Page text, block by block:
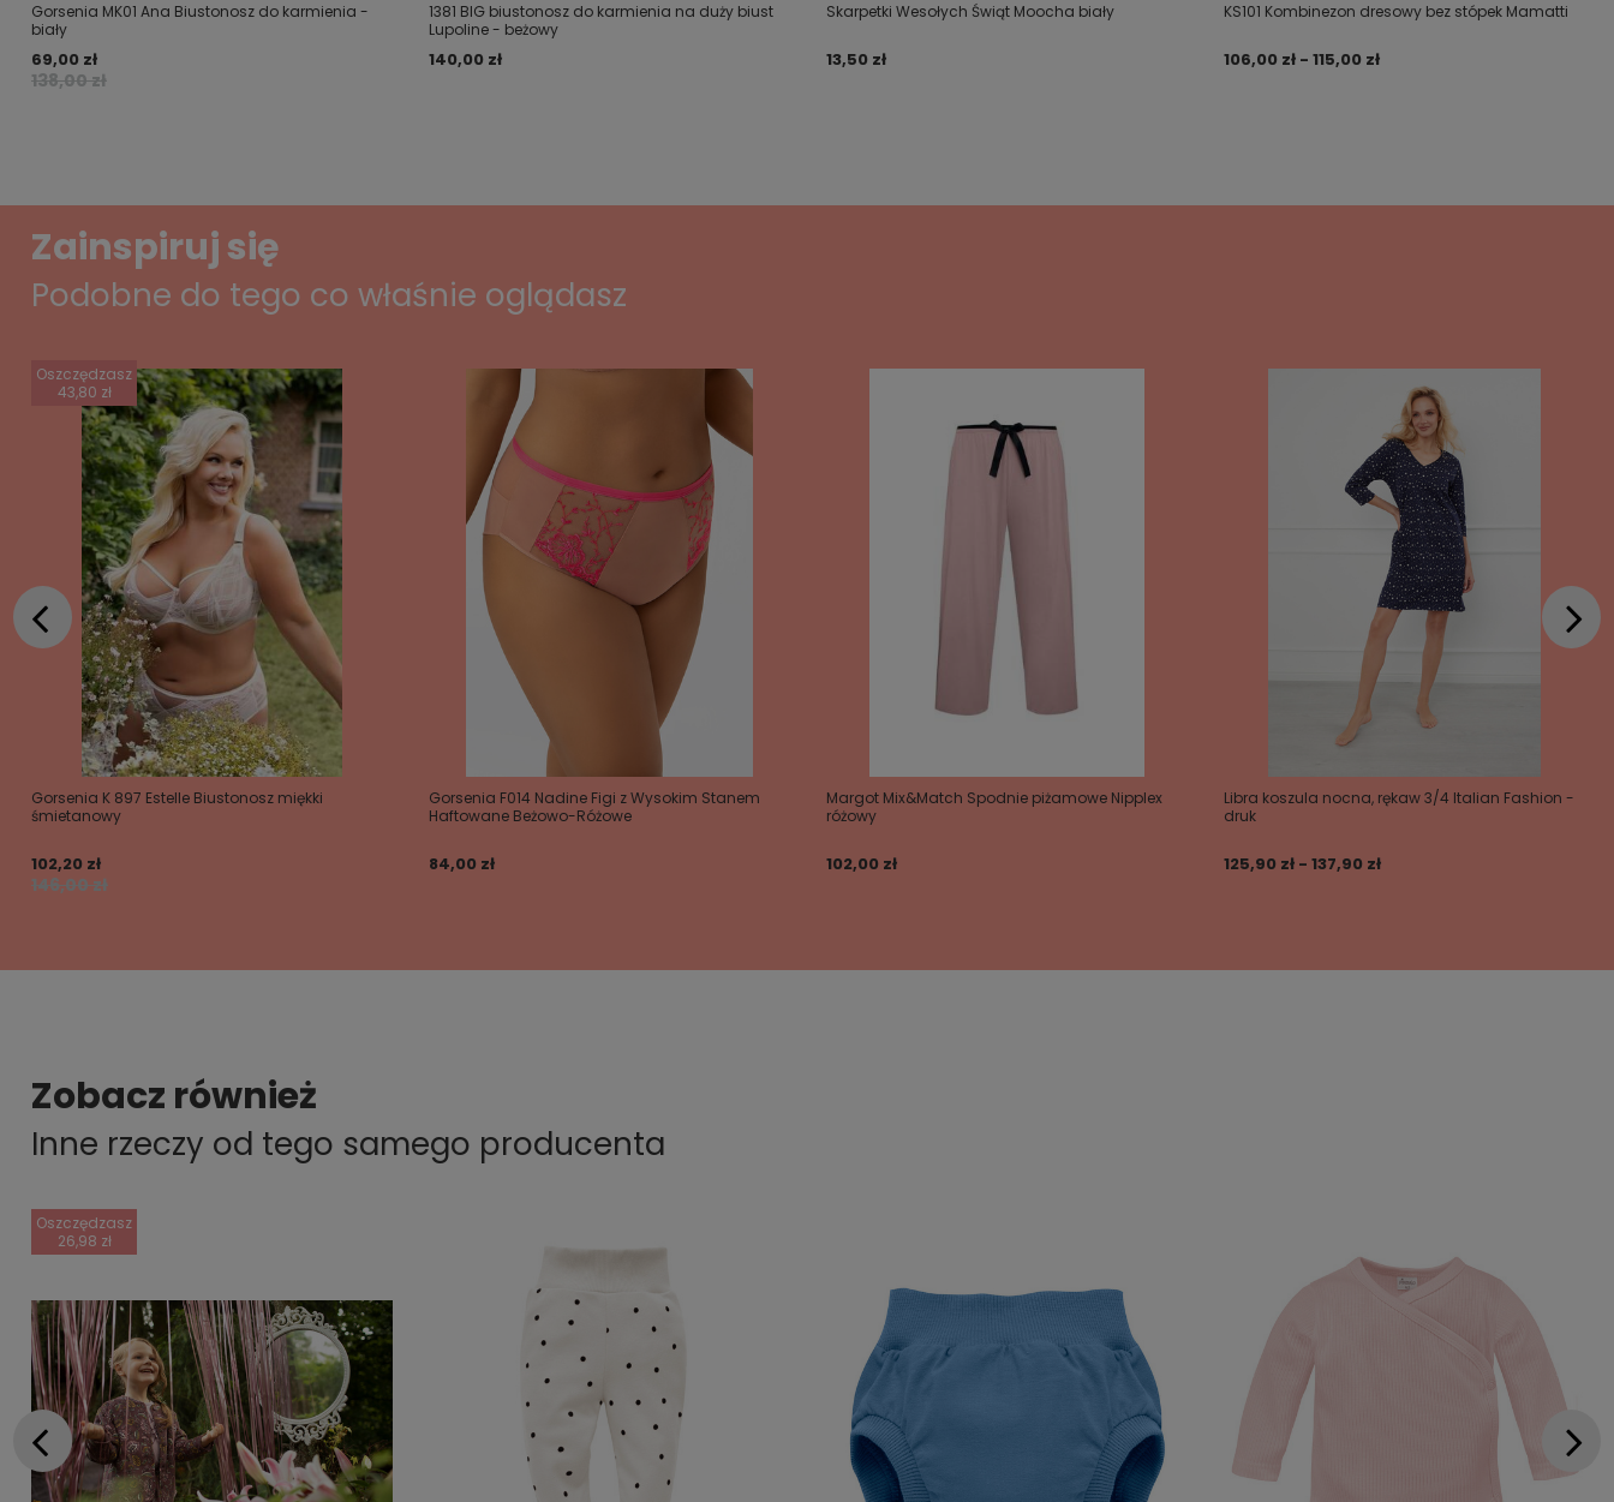
Gorsenia MK01 Ana Biustonosz do karmienia -
biały
138,00 zł
69,00 zł
1381 BIG biustonosz do karmienia na duży biust
Lupoline - beżowy
140,00 zł
Skarpetki Wesołych Świąt Moocha biały
13,50 zł
KS101 Kombinezon dresowy bez stópek Mamatti
106,00 zł - 115,00 zł
Zainspiruj się
Podobne do tego co właśnie oglądasz
Oszczędzasz
43,80 zł
Gorsenia K 897 Estelle Biustonosz miękki
śmietanowy
146,00 zł
102,20 zł
Gorsenia F014 Nadine Figi z Wysokim Stanem
Haftowane Beżowo-Różowe
84,00 zł
Margot Mix&Match Spodnie piżamowe Nipplex
różowy
102,00 zł
Libra koszula nocna, rękaw 3/4 Italian Fashion -
druk
125,90 zł - 137,90 zł
Zobacz również
Inne rzeczy od tego samego producenta
Oszczędzasz
26,98 zł